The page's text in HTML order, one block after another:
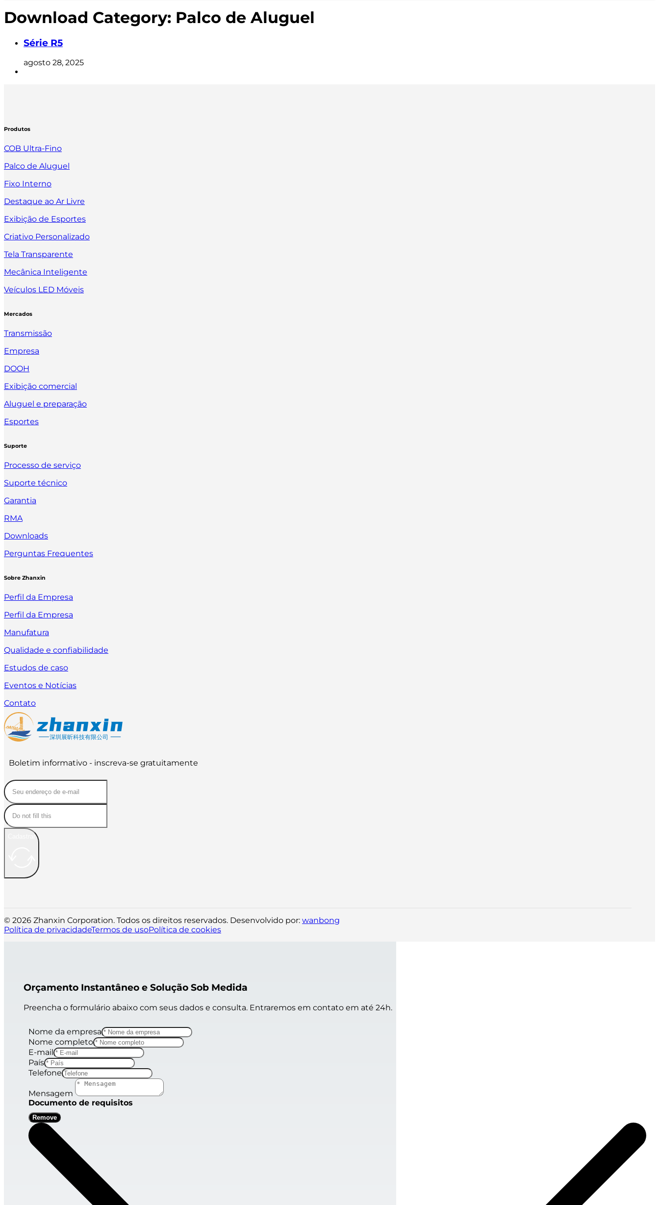
Download Category: Palco de Aluguel
Série R5
agosto 28, 2025
Produtos
COB Ultra-Fino
Palco de Aluguel
Fixo Interno
Destaque ao Ar Livre
Exibição de Esportes
Criativo Personalizado
Tela Transparente
Mecânica Inteligente
Veículos LED Móveis
Mercados
Transmissão
Empresa
DOOH
Exibição comercial
Aluguel e preparação
Esportes
Suporte
Processo de serviço
Suporte técnico
Garantia
RMA
Downloads
Perguntas Frequentes
Sobre Zhanxin
Perfil da Empresa
Perfil da Empresa
Manufatura
Qualidade e confiabilidade
Estudos de caso
Eventos e Notícias
Contato
Boletim informativo - inscreva-se gratuitamente
Cadastrar
© 2026 Zhanxin Corporation. Todos os direitos reservados. Desenvolvido por: wanbong
Política de privacidadeTermos de usoPolítica de cookies
Orçamento Instantâneo e Solução Sob Medida
Preencha o formulário abaixo com seus dados e consulta. Entraremos em contato em até 24h.
Nome da empresa
Nome completo
E-mail
País
Telefone
Mensagem
Documento de requisitos
Remove